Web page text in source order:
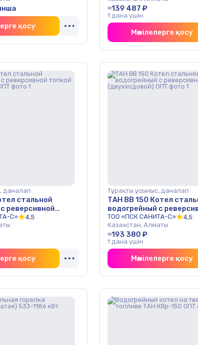
қосу
≈139 487 ₽
1 дана үшін
Мәмілелерге қосу
даналап
стальной
реверсивной
ОПТ
С»
4,5
қосу
Тұрақты ұсыныс, даналап
ТАН ВВ 150 Котел
водогрейный с
топкой (двухходовой)
ТОО «ПСК САНИТА-С»
4,5
Казахстан, Алматы
≈193 380 ₽
1 дана үшін
Мәмілелерге қосу